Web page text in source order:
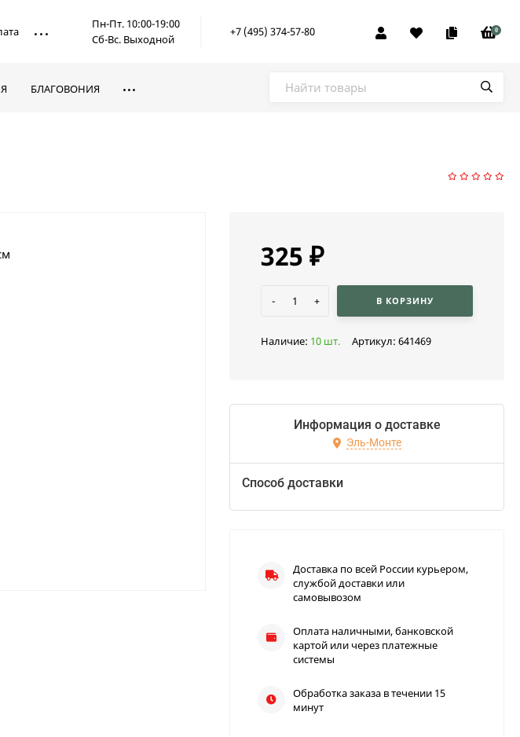
Пн-Пт. 10:00-19:00
Сб-Вс. Выходной
+7 (495) 374-57-80 0
БЛАГОВОНИЯ
325 ₽
- + В КОРЗИНУ
Наличие: 10 шт. Артикул: 641469
Информация о доставке
Эль-Монте
Способ доставки
Доставка по всей России курьером,
службой доставки или
самовывозом
Оплата наличными, банковской
картой или через платежные
системы
Обработка заказа в течении 15
минут